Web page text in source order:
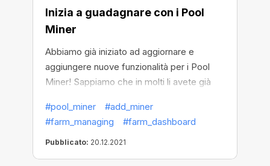
Inizia a guadagnare con i Pool
Miner
Abbiamo già iniziato ad aggiornare e
aggiungere nuove funzionalità per i Pool
Miner! Sappiamo che in molti li avete già
anche molte domande. Per questo motivo,
scopriamo di più cosa sono i Pool Miner e
come iniziare ad usarli per guadagnare fin
dall'inizio
#pool_miner
#add_miner
#farm_managing
#farm_dashboard
Pubblicato: 20.12.2021